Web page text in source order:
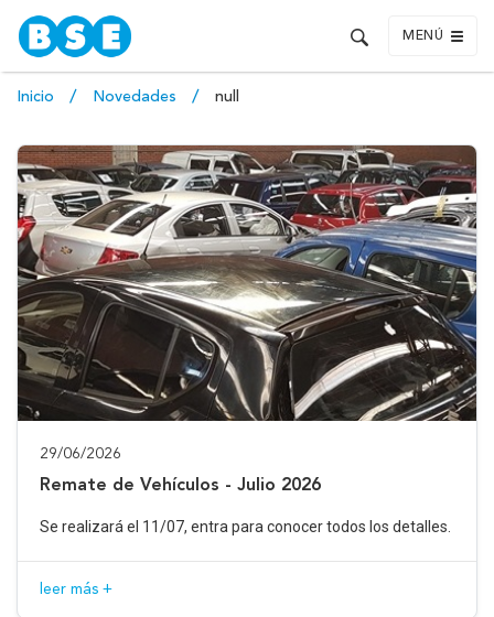
MENÚ
Inicio Novedades null
29/06/2026
Remate de Vehículos - Julio 2026
Se realizará el 11/07, entra para conocer todos los detalles.
leer más +